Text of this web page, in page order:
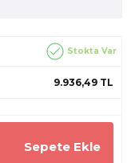
Stokta Var
9.936,49 TL
Sepete Ekle